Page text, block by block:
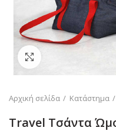
Αρχική σελίδα Κατάστημα
Travel Τσάντα